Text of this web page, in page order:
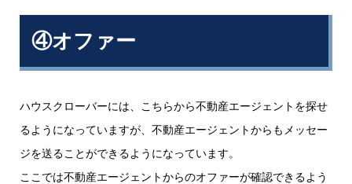
④オファー
ハウスクローバーには、こちらから不動産エージェントを探せ
るようになっていますが、不動産エージェントからもメッセー
ジを送ることができるようになっています。
ここでは不動産エージェントからのオファーが確認できるよう